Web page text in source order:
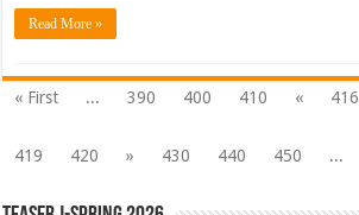
Read More »
« First ... 390 400 410 «
416
419
420 » 430 440 450 ...